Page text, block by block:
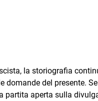
la storiografia
domande del presente.
partita aperta sulla